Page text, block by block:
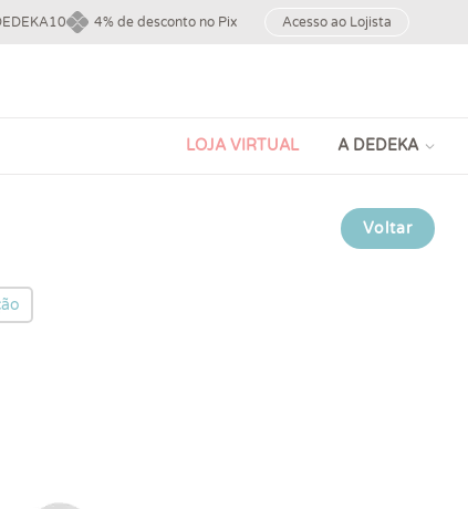
4% de desconto no Pix Acesso ao Lojista
A DEDEKA
LOJA VIRTUAL
Voltar